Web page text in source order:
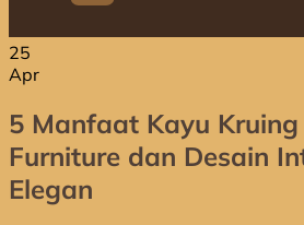
25
Apr
5 Manfaat Kayu
Furniture dan Desain
Elegan